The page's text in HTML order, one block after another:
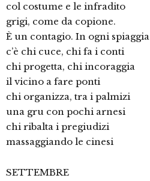
col costume e le infradito
grigi, come da copione.
È un contagio. In ogni spiaggia
c’è chi cuce, chi fa i conti
chi progetta, chi incoraggia
il vicino a fare ponti
chi organizza, tra i palmizi
una gru con pochi arnesi
chi ribalta i pregiudizi
massaggiando le cinesi
SETTEMBRE